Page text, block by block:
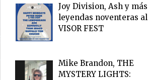
Joy Division, Ash y más
leyendas noventeras al
VISOR FEST
Mike Brandon, THE
MYSTERY LIGHTS: